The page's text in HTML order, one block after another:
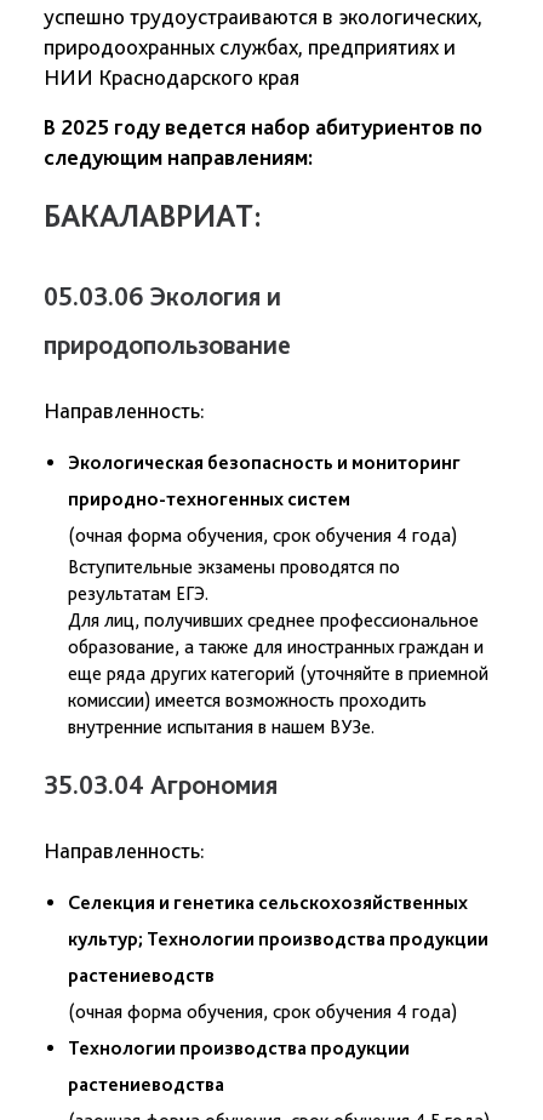
успешно трудоустраиваются в экологических,
природоохранных службах, предприятиях и
НИИ Краснодарского края
В 2025 году ведется набор абитуриентов по
следующим направлениям:
БАКАЛАВРИАТ:
05.03.06 Экология и
природопользование
Направленность:
Экологическая безопасность и мониторинг
природно-техногенных систем
(очная форма обучения, срок обучения 4 года)
Вступительные экзамены проводятся по
результатам ЕГЭ.
Для лиц, получивших среднее профессиональное
образование, а также для иностранных граждан и
еще ряда других категорий (уточняйте в приемной
комиссии) имеется возможность проходить
внутренние испытания в нашем ВУЗе.
35.03.04 Агрономия
Направленность:
Селекция и генетика сельскохозяйственных
культур; Технологии производства продукции
растениеводств
(очная форма обучения, срок обучения 4 года)
Технологии производства продукции
растениеводства